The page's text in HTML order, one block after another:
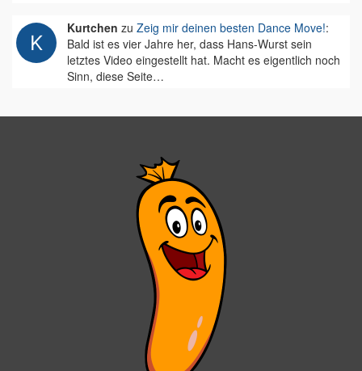
Kurtchen zu Zeig mir deinen besten Dance Move!:
Bald ist es vier Jahre her, dass Hans-Wurst sein
letztes Video eingestellt hat. Macht es eigentlich noch
Sinn, diese Seite…